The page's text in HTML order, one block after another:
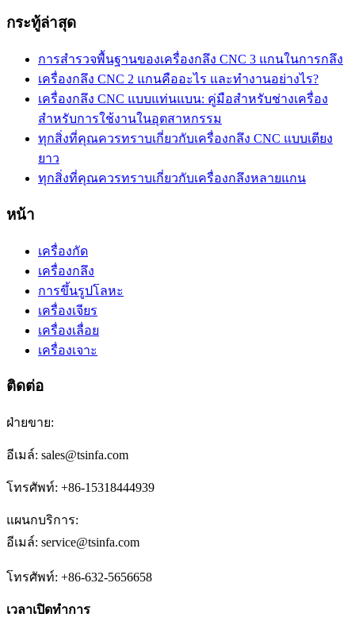
กระทู้ล่าสุด
การสำรวจพื้นฐานของเครื่องกลึง CNC 3 แกนในการกลึง
เครื่องกลึง CNC 2 แกนคืออะไร และทำงานอย่างไร?
เครื่องกลึง CNC แบบแท่นแบน: คู่มือสำหรับช่างเครื่อง
สำหรับการใช้งานในอุตสาหกรรม
ทุกสิ่งที่คุณควรทราบเกี่ยวกับเครื่องกลึง CNC แบบเตียง
ยาว
ทุกสิ่งที่คุณควรทราบเกี่ยวกับเครื่องกลึงหลายแกน
หน้า
เครื่องกัด
เครื่องกลึง
การขึ้นรูปโลหะ
เครื่องเจียร
เครื่องเลื่อย
เครื่องเจาะ
ติดต่อ
ฝ่ายขาย:
อีเมล์: sales@tsinfa.com
โทรศัพท์: +86-15318444939
แผนกบริการ:
อีเมล์: service@tsinfa.com
โทรศัพท์: +86-632-5656658
เวลาเปิดทำการ